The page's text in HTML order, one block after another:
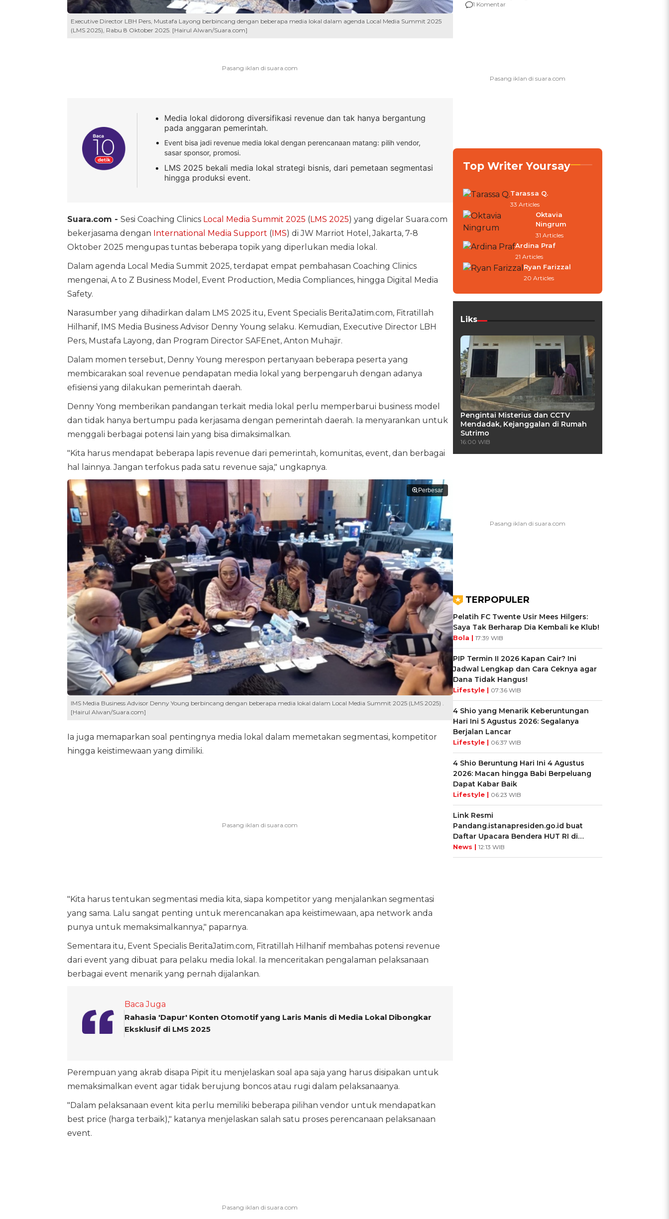
Executive Director LBH Pers, Mustafa Layong berbincang dengan beberapa media lokal dalam agenda Local Media Summit 2025
(LMS 2025), Rabu 8 Oktober 2025. [Hairul Alwan/Suara.com]
Media lokal didorong diversifikasi revenue dan tak hanya bergantung
pada anggaran pemerintah.
Event bisa jadi revenue media lokal dengan perencanaan matang: pilih vendor,
sasar sponsor, promosi.
LMS 2025 bekali media lokal strategi bisnis, dari pemetaan segmentasi
hingga produksi event.
Suara.com - Sesi Coaching Clinics Local Media Summit 2025 (LMS 2025) yang digelar Suara.com
bekerjasama dengan International Media Support (IMS) di JW Marriot Hotel, Jakarta, 7-8
Oktober 2025 mengupas tuntas beberapa topik yang diperlukan media lokal.
Dalam agenda Local Media Summit 2025, terdapat empat pembahasan Coaching Clinics
mengenai, A to Z Business Model, Event Production, Media Compliances, hingga Digital Media
Safety.
Narasumber yang dihadirkan dalam LMS 2025 itu, Event Specialis BeritaJatim.com, Fitratillah
Hilhanif, IMS Media Business Advisor Denny Young selaku. Kemudian, Executive Director LBH
Pers, Mustafa Layong, dan Program Director SAFEnet, Anton Muhajir.
Dalam momen tersebut, Denny Young merespon pertanyaan beberapa peserta yang
membicarakan soal revenue pendapatan media lokal yang berpengaruh dengan adanya
efisiensi yang dilakukan pemerintah daerah.
Denny Yong memberikan pandangan terkait media lokal perlu memperbarui business model
dan tidak hanya bertumpu pada kerjasama dengan pemerintah daerah. Ia menyarankan untuk
menggali berbagai potensi lain yang bisa dimaksimalkan.
"Kita harus mendapat beberapa lapis revenue dari pemerintah, komunitas, event, dan berbagai
hal lainnya. Jangan terfokus pada satu revenue saja," ungkapnya.
Perbesar
IMS Media Business Advisor Denny Young berbincang dengan beberapa media lokal dalam Local Media Summit 2025 (LMS 2025) .
[Hairul Alwan/Suara.com]
Ia juga memaparkan soal pentingnya media lokal dalam memetakan segmentasi, kompetitor
hingga keistimewaan yang dimiliki.
"Kita harus tentukan segmentasi media kita, siapa kompetitor yang menjalankan segmentasi
yang sama. Lalu sangat penting untuk merencanakan apa keistimewaan, apa network anda
punya untuk memaksimalkannya," paparnya.
Sementara itu, Event Specialis BeritaJatim.com, Fitratillah Hilhanif membahas potensi revenue
dari event yang dibuat para pelaku media lokal. Ia menceritakan pengalaman pelaksanaan
berbagai event menarik yang pernah dijalankan.
Baca Juga
Rahasia 'Dapur' Konten Otomotif yang Laris Manis di Media Lokal Dibongkar
Eksklusif di LMS 2025
Perempuan yang akrab disapa Pipit itu menjelaskan soal apa saja yang harus disipakan untuk
memaksimalkan event agar tidak berujung boncos atau rugi dalam pelaksanaanya.
"Dalam pelaksanaan event kita perlu memiliki beberapa pilihan vendor untuk mendapatkan
best price (harga terbaik)," katanya menjelaskan salah satu proses perencanaan pelaksanaan
event.
Usai Jadi Brigjen
1 Komentar
Top Writer Yoursay
Tarassa Q.
33 Articles
Oktavia
Ningrum
31 Articles
Ardina Praf
21 Articles
Ryan Farizzal
20 Articles
Liks
Pengintai Misterius dan CCTV
Mendadak, Kejanggalan di Rumah
Sutrimo
16:00 WIB
TERPOPULER
Pelatih FC Twente Usir Mees Hilgers:
Saya Tak Berharap Dia Kembali ke Klub!
Bola | 17:39 WIB
PIP Termin II 2026 Kapan Cair? Ini
Jadwal Lengkap dan Cara Ceknya agar
Dana Tidak Hangus!
Lifestyle | 07:36 WIB
4 Shio yang Menarik Keberuntungan
Hari Ini 5 Agustus 2026: Segalanya
Berjalan Lancar
Lifestyle | 06:37 WIB
4 Shio Beruntung Hari Ini 4 Agustus
2026: Macan hingga Babi Berpeluang
Dapat Kabar Baik
Lifestyle | 06:23 WIB
Link Resmi
Pandang.istanapresiden.go.id buat
Daftar Upacara Bendera HUT RI di
Istana Negara
News | 12:13 WIB